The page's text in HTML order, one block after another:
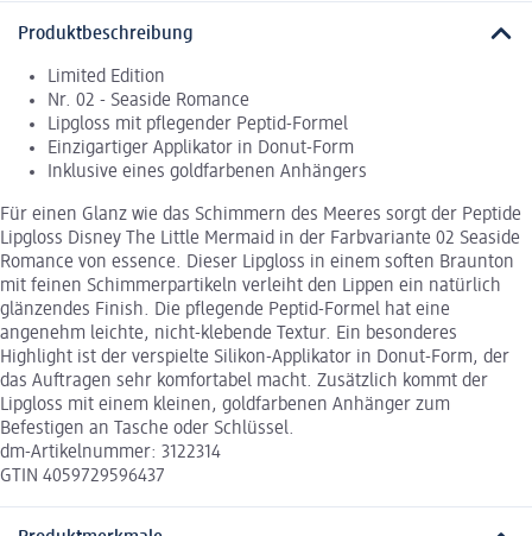
Produktbeschreibung
Limited Edition
Nr. 02 - Seaside Romance
Lipgloss mit pflegender Peptid-Formel
Einzigartiger Applikator in Donut-Form
Inklusive eines goldfarbenen Anhängers
Für einen Glanz wie das Schimmern des Meeres sorgt der Peptide
Lipgloss Disney The Little Mermaid in der Farbvariante 02 Seaside
Romance von essence. Dieser Lipgloss in einem soften Braunton
mit feinen Schimmerpartikeln verleiht den Lippen ein natürlich
glänzendes Finish. Die pflegende Peptid-Formel hat eine
angenehm leichte, nicht-klebende Textur. Ein besonderes
Highlight ist der verspielte Silikon-Applikator in Donut-Form, der
das Auftragen sehr komfortabel macht. Zusätzlich kommt der
Lipgloss mit einem kleinen, goldfarbenen Anhänger zum
Befestigen an Tasche oder Schlüssel.
dm-Artikelnummer: 3122314
GTIN 4059729596437